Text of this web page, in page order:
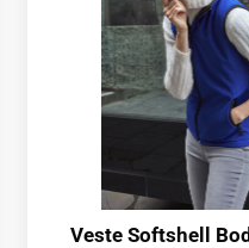
Veste Softshell